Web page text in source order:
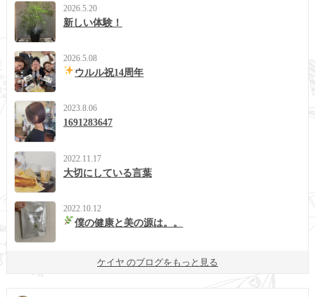
2026.5.20
新しい体験！
2026.5.08
ウルル祝14周年
2023.8.06
1691283647
2022.11.17
大切にしている言葉
2022.10.12
僕の健康と美の源は。。
ケイヤ のブログをもっと見る